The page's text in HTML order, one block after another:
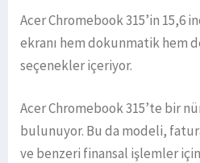
Acer Chromebook 315’in 15,6
ekranı hem dokunmatik hem
seçenekler içeriyor.
Acer Chromebook 315’te bir
bulunuyor. Bu da modeli,
ve benzeri finansal işlemler